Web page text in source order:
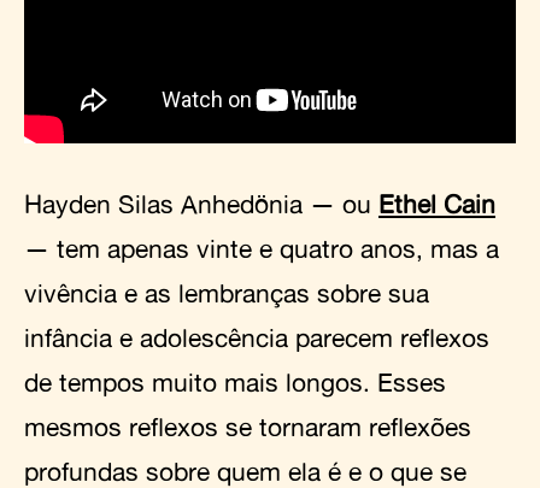
Hayden Silas Anhedönia — ou Ethel Cain
— tem apenas vinte e quatro anos, mas a
vivência e as lembranças sobre sua
infância e adolescência parecem reflexos
de tempos muito mais longos. Esses
mesmos reflexos se tornaram reflexões
profundas sobre quem ela é e o que se